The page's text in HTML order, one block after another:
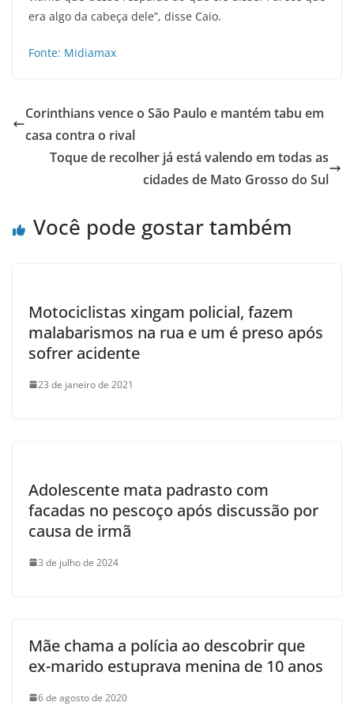
era algo da cabeça dele”, disse Caio.
Fonte: Midiamax
Corinthians vence o São Paulo e mantém tabu em
casa contra o rival
Toque de recolher já está valendo em todas as
cidades de Mato Grosso do Sul
Você pode gostar também
Motociclistas xingam policial, fazem
malabarismos na rua e um é preso após
sofrer acidente
23 de janeiro de 2021
Adolescente mata padrasto com
facadas no pescoço após discussão por
causa de irmã
3 de julho de 2024
Mãe chama a polícia ao descobrir que
ex-marido estuprava menina de 10 anos
6 de agosto de 2020